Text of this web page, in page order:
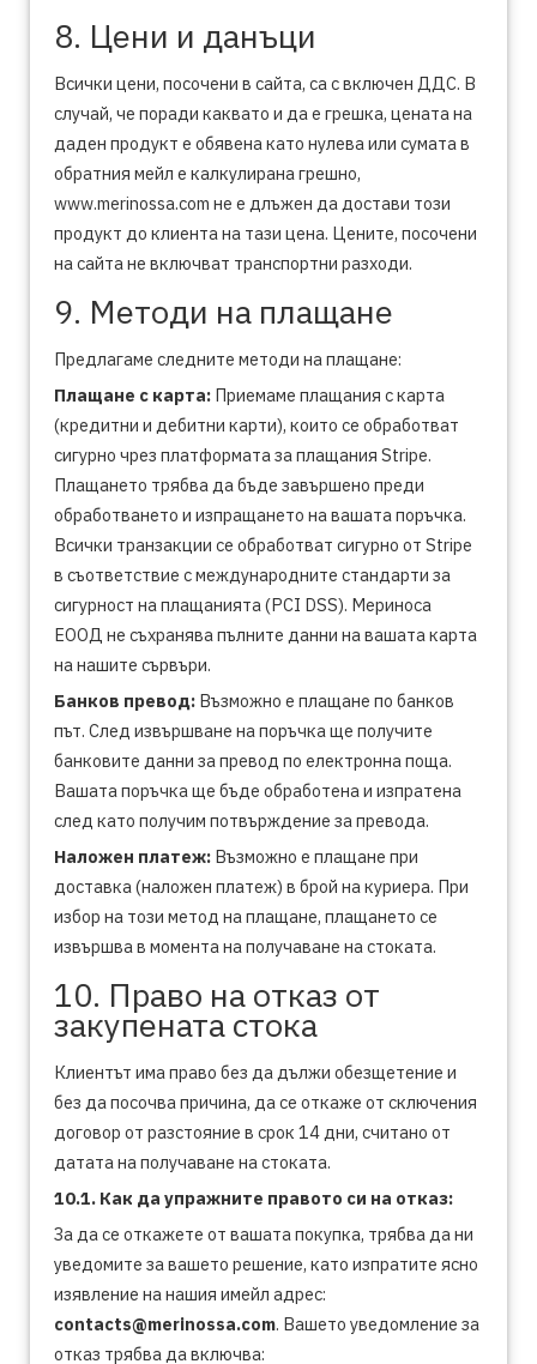
8. Цени и данъци
Всички цени, посочени в сайта, са с включен ДДС. В
случай, че поради каквато и да е грешка, цената на
даден продукт е обявена като нулева или сумата в
обратния мейл е калкулирана грешно,
www.merinossa.com не е длъжен да достави този
продукт до клиента на тази цена. Цените, посочени
на сайта не включват транспортни разходи.
9. Методи на плащане
Предлагаме следните методи на плащане:
Плащане с карта: Приемаме плащания с карта
(кредитни и дебитни карти), които се обработват
сигурно чрез платформата за плащания Stripe.
Плащането трябва да бъде завършено преди
обработването и изпращането на вашата поръчка.
Всички транзакции се обработват сигурно от Stripe
в съответствие с международните стандарти за
сигурност на плащанията (PCI DSS). Мериноса
ЕООД не съхранява пълните данни на вашата карта
на нашите сървъри.
Банков превод: Възможно е плащане по банков
път. След извършване на поръчка ще получите
банковите данни за превод по електронна поща.
Вашата поръчка ще бъде обработена и изпратена
след като получим потвърждение за превода.
Наложен платеж: Възможно е плащане при
доставка (наложен платеж) в брой на куриера. При
избор на този метод на плащане, плащането се
извършва в момента на получаване на стоката.
10. Право на отказ от
закупената стока
Клиентът има право без да дължи обезщетение и
без да посочва причина, да се откаже от сключения
договор от разстояние в срок 14 дни, считано от
датата на получаване на стоката.
10.1. Как да упражните правото си на отказ:
За да се откажете от вашата покупка, трябва да ни
уведомите за вашето решение, като изпратите ясно
изявление на нашия имейл адрес:
contacts@merinossa.com. Вашето уведомление за
отказ трябва да включва: